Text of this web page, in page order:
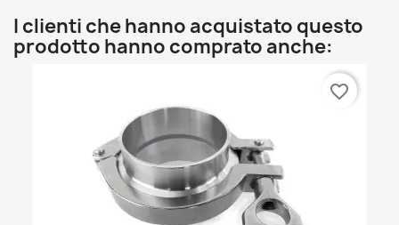
I clienti che hanno acquistato questo
prodotto hanno comprato anche:
favorite_border